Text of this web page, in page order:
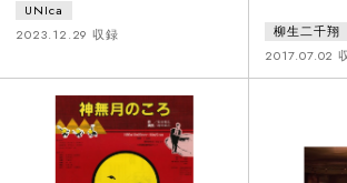
も重ね合わせた。たとえば植物が
成長していくときに出す「エチレ
葉など葉が色づく現象を起こす。
それは目には見えない植物同士の
信号のようで、ささやいている言
葉のようにも感じ、そして植物同
士の猛烈な競争や駆け引きが起こ
UNIca
2023.12.29 収録
た演劇展示
ョン）。「
指針に、作
ョンを交錯
した。模倣
柳生二千翔
2017.07.02